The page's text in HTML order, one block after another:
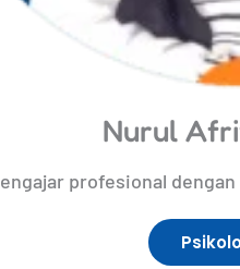
Nurul
profesional